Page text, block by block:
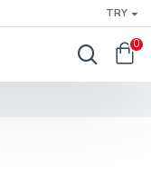
TRY
0